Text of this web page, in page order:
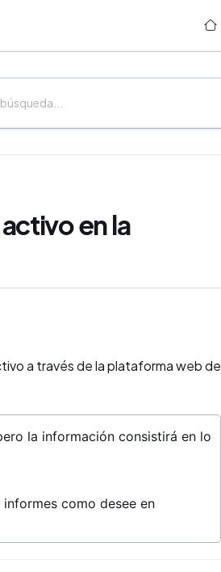
en la
a través de la plataforma web de
la información consistirá en lo
como desee en